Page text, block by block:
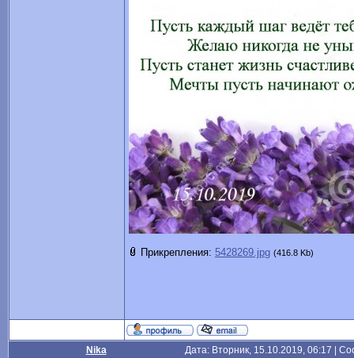
Прикрепления: 5428269.jpg (416.8 Kb)
Nika Дата: Вторник, 15.10.2019, 06:17 |